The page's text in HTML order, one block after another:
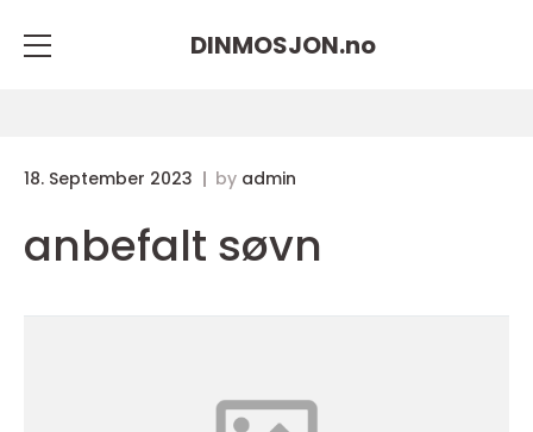
DINMOSJON.no
18. September 2023 by admin
anbefalt søvn